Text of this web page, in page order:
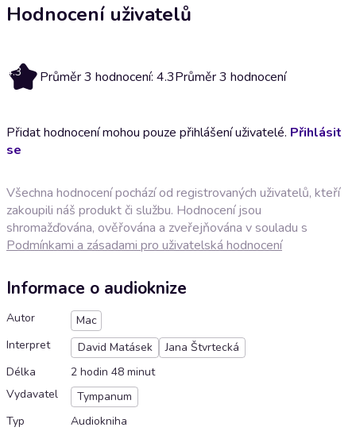
Hodnocení uživatelů
4.3 Průměr 3 hodnocení: 4.3Průměr 3 hodnocení
Přidat hodnocení mohou pouze přihlášení uživatelé. Přihlásit
se
Všechna hodnocení pochází od registrovaných uživatelů, kteří
zakoupili náš produkt či službu. Hodnocení jsou
shromažďována, ověřována a zveřejňována v souladu s
Podmínkami a zásadami pro uživatelská hodnocení
Informace o audioknize
Autor
Mac
Interpret
David Matásek
Jana Štvrtecká
Délka
2 hodin 48 minut
Vydavatel
Tympanum
Typ
Audiokniha